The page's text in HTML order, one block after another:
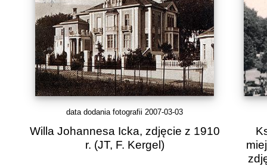
data dodania fotografii 2007-03-03
Willa Johannesa Icka, zdjęcie z 1910
r. (JT, F. Kergel)